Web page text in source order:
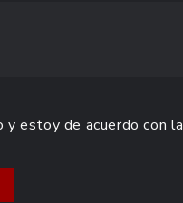
y estoy de acuerdo con la